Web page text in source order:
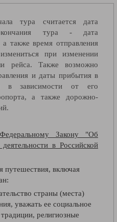
тура считается дата
тура - дата
также время отправления
при изменении
рейса. Также возможно
и даты прибытия в
в зависимости от его
а также дорожно-
Федеральному Закону "Об
в Российской
путешествия, включая
страны (места)
уважать ее социальное
религиозные